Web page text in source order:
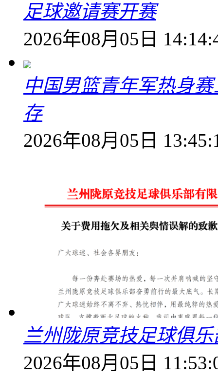
足球邀请赛开赛
2026年08月05日
中国男篮青年军热身
存
2026年08月05日
兰州陇原竞技足球俱
2026年08月05日